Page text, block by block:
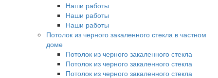
Наши работы
Наши работы
Наши работы
Потолок из черного закаленного стекла в частном
доме
Потолок из черного закаленного стекла
Потолок из черного закаленного стекла
Потолок из черного закаленного стекла